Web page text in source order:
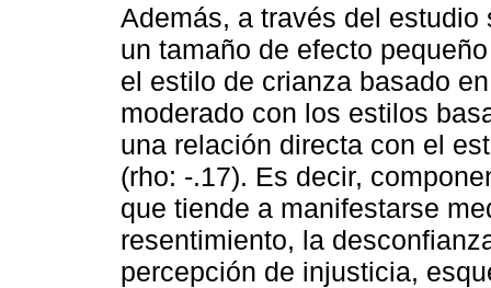
Además, a través del
un tamaño de efecto
el estilo de crianza basado
moderado con los estilos
una relación directa con el
(rho: -.17). Es decir,
que tiende a manifestarse
resentimiento, la
percepción de injusticia,